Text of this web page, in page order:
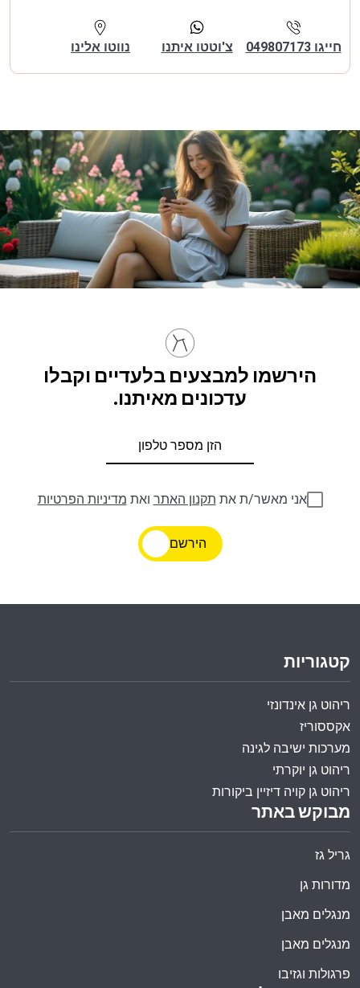
חייגו 049807173 צ'וטטו איתנו נווטו אלינו
הירשמו למבצעים בלעדיים וקבלו
עדכונים מאיתנו.
אני מאשר/ת את תקנון האתר ואת מדיניות הפרטיות
הירשם
מבוקש באתר
גריל גז
מדורות גן
מנגלים מאבן
מנגלים מאבן
פרגולות וגזיבו
קטגוריות
ריהוט גן אינדונזי
אקססוריז
מערכות ישיבה לגינה
ריהוט גן יוקרתי
ריהוט גן קויה דיזיין ביקורות